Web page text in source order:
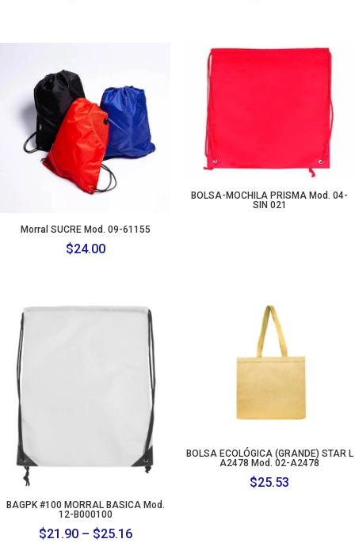
Morral SUCRE Mod. 09-61155
$24.00
BOLSA-MOCHILA PRISMA Mod. 04-
SIN 021
BAGPK #100 MORRAL BASICA Mod.
12-B000100
$21.90 – $25.16Price
BOLSA ECOLÓGICA (GRANDE) STAR L
A2478 Mod. 02-A2478
$25.53